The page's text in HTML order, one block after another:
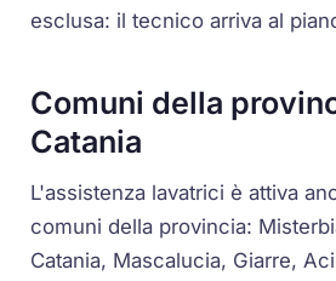
esclusa: il tecnico arriva al
Comuni della
Catania
L'assistenza lavatrici è attiva
comuni della provincia:
Catania, Mascalucia, Giarre,